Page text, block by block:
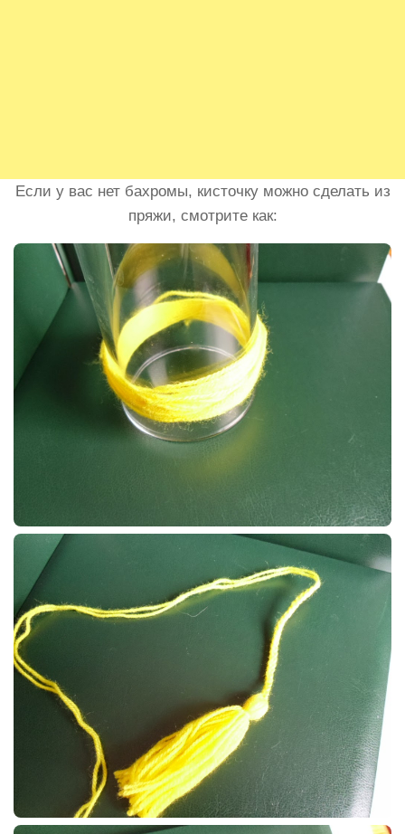
Если у вас нет бахромы, кисточку можно сделать из
пряжи, смотрите как: